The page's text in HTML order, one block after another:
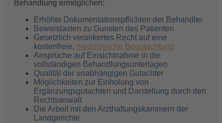
Behandlung ermöglichen:
Erhöhte Dokumentationspflichten der Behandler
Beweislasten zu Gunsten des Patienten
Gesetzlich verankertes Recht auf eine
kostenfreie, medizinische Begutachtung
Ansprüche auf Einsichtnahme in die
vollständigen Behandlungsunterlagen
Qualität der unabhängigen Gutachter
Möglichkeiten zur Einholung von
Ergänzungsgutachten und Darstellung durch den
Rechtsanwalt
Die Arbeit mit den Arzthaftungskammern der
Landgerichte